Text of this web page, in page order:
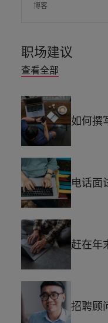
博客
职场建议
查看全部
如何撰
电话面
赶在年
招聘顾